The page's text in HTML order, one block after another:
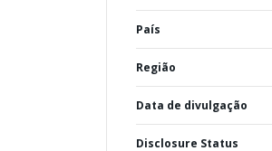
País
Região
Data de divulgação
Disclosure Status